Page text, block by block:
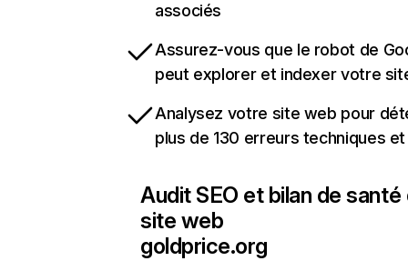
associés
Assurez-vous que le robot de
peut explorer et indexer votre
Analysez votre site web pour
plus de 130 erreurs techniques et
Audit SEO et bilan de santé
site web
goldprice.org